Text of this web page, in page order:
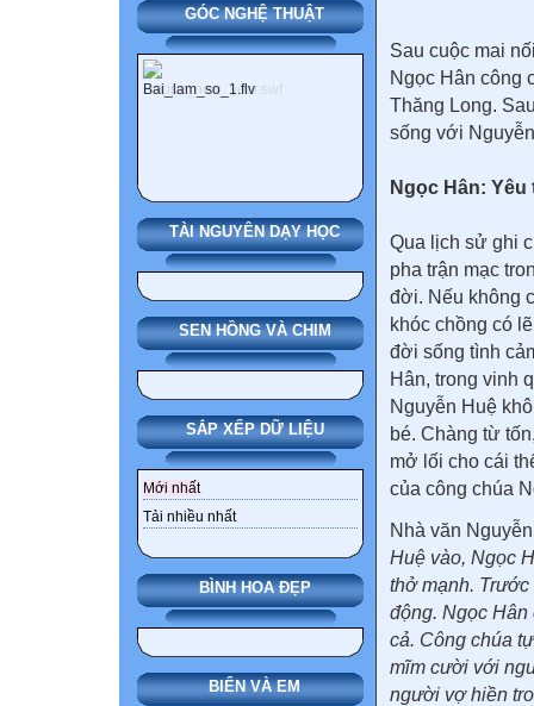
GÓC NGHỆ THUẬT
TÀI NGUYÊN DẠY HỌC
SEN HỒNG VÀ CHIM
SẮP XẾP DỮ LIỆU
Mới nhất
Tải nhiều nhất
BÌNH HOA ĐẸP
BIỂN VÀ EM
Sau cuộc mai
Ngọc Hân công
Thăng Long.
sống với
Ngọc Hân:
Qua lịch sử ghi
pha trận mạc
đời. Nếu không
khóc chồng có
đời sống tình
Hân, trong vinh
Nguyễn Huệ
bé. Chàng từ
mở lối cho cái
của công chúa
Nhà văn
Huệ vào, Ngọc
thở mạnh.
động. Ngọc
cả. Công chúa
mĩm cười với
người vợ hiền